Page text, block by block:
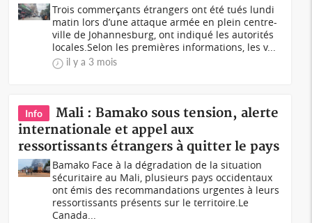
Trois commerçants étrangers ont été tués lundi
matin lors d’une attaque armée en plein centre-
ville de Johannesburg, ont indiqué les autorités
locales.Selon les premières informations, les v...
il y a 3 mois
Info
Mali : Bamako sous tension, alerte
internationale et appel aux
ressortissants étrangers à quitter le pays
Bamako Face à la dégradation de la situation
sécuritaire au Mali, plusieurs pays occidentaux
ont émis des recommandations urgentes à leurs
ressortissants présents sur le territoire.Le
Canada...